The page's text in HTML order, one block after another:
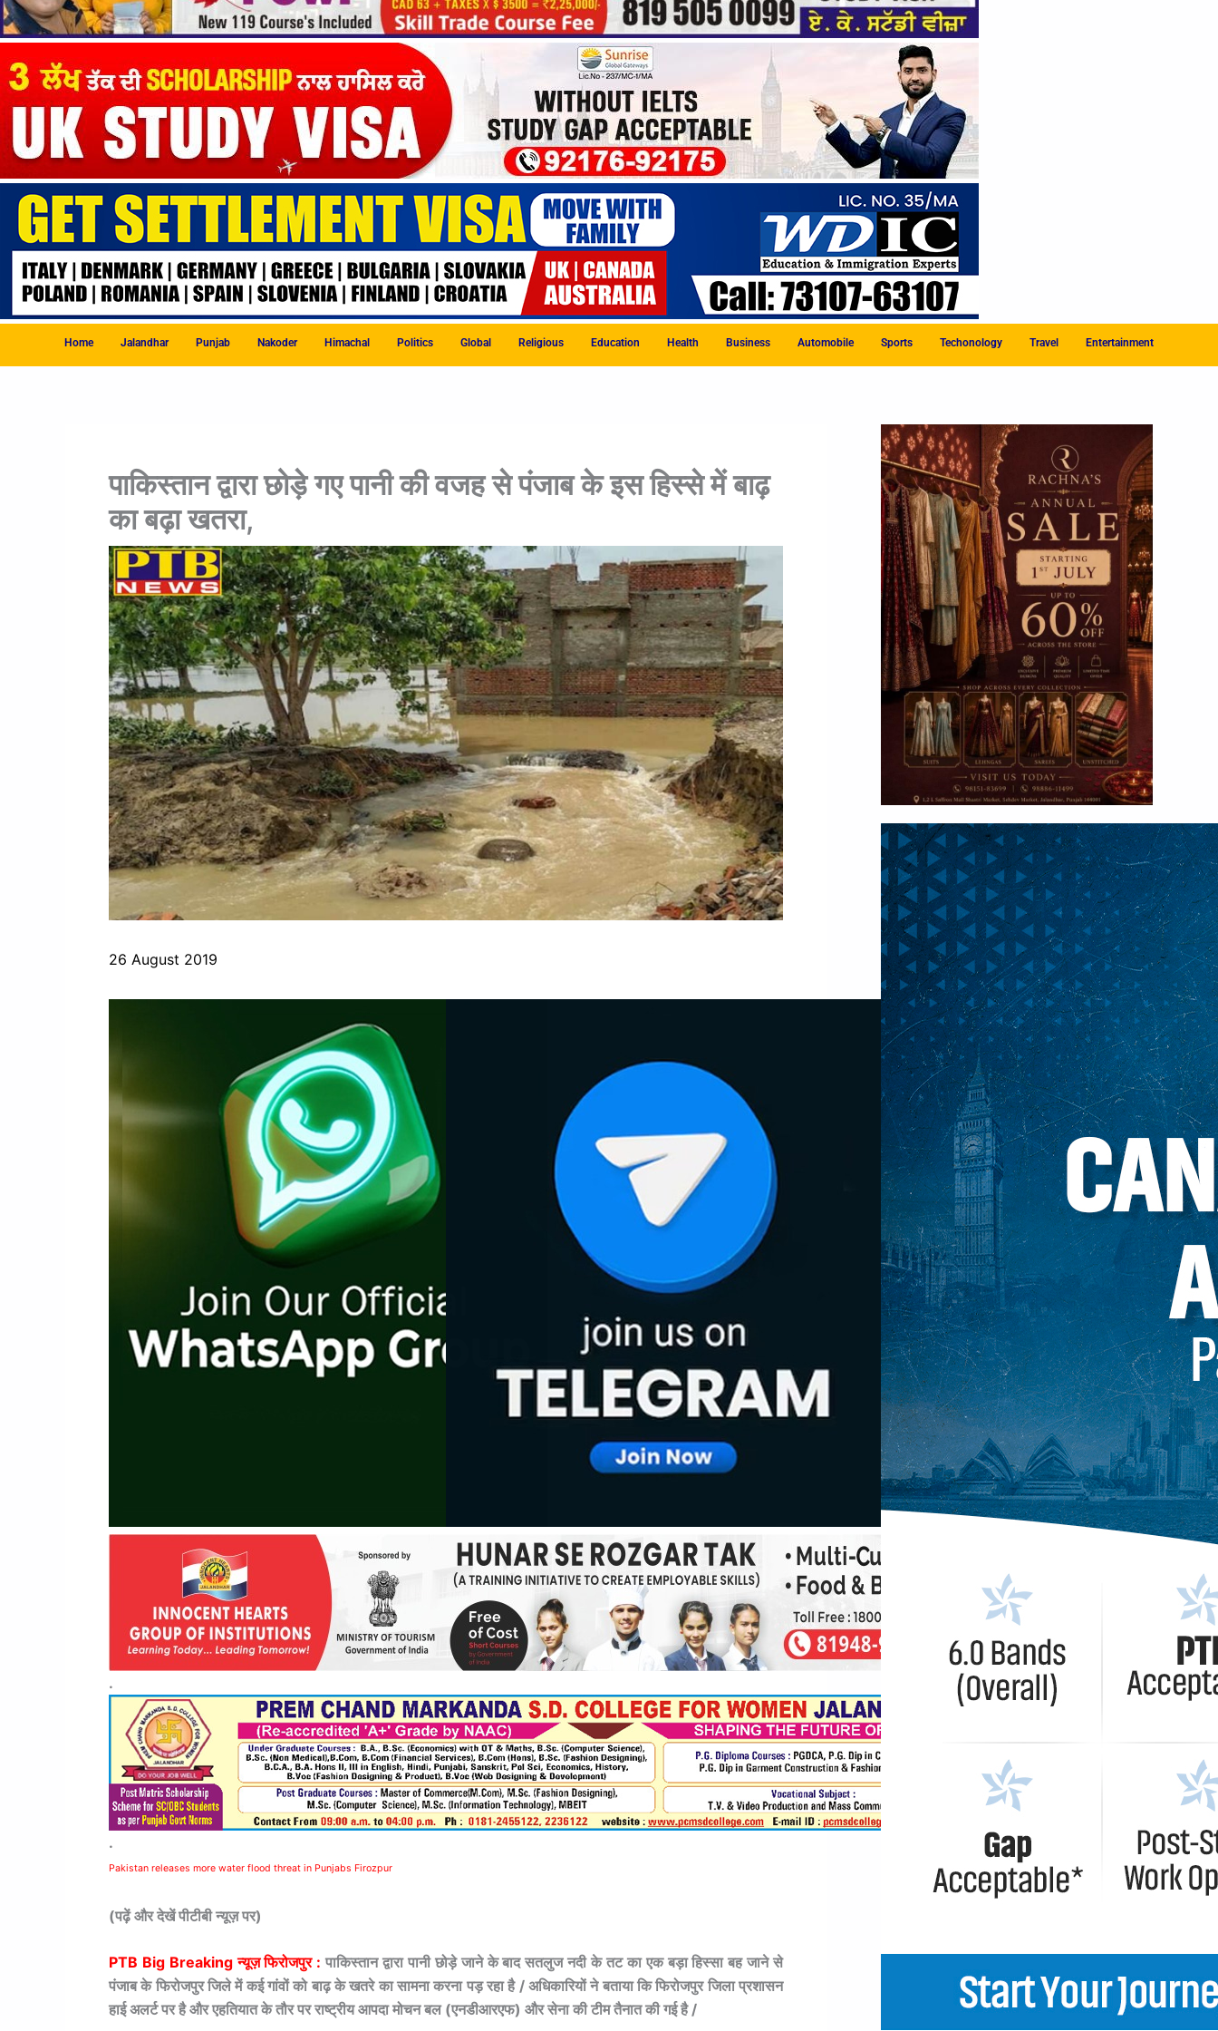
Home Jalandhar Punjab Nakoder Himachal Politics Global Religious Education Health Business Automobile Sports Techonology Travel Entertainment
पाकिस्तान द्वारा छोड़े गए पानी की वजह से पंजाब के इस हिस्से में बाढ़
का बढ़ा खतरा,
26 August 2019
.
.
Pakistan releases more water flood threat in Punjabs Firozpur
(पढ़ें और देखें पीटीबी न्यूज़ पर)
PTB Big Breaking न्यूज़ फिरोजपुर : पाकिस्तान द्वारा पानी छोड़े जाने के बाद सतलुज नदी के तट का एक बड़ा हिस्सा बह जाने से
पंजाब के फिरोजपुर जिले में कई गांवों को बाढ़ के खतरे का सामना करना पड़ रहा है / अधिकारियों ने बताया कि फिरोजपुर जिला प्रशासन
हाई अलर्ट पर है और एहतियात के तौर पर राष्ट्रीय आपदा मोचन बल (एनडीआरएफ) और सेना की टीम तैनात की गई है /